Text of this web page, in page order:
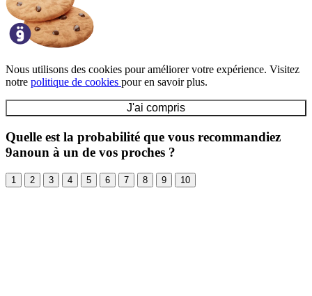
Nous utilisons des cookies pour améliorer votre expérience. Visitez
notre politique de cookies pour en savoir plus.
J'ai compris
Quelle est la probabilité que vous recommandiez
9anoun à un de vos proches ?
1 2 3 4 5 6 7 8 9 10